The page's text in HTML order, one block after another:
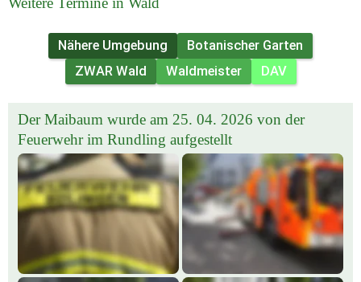
Nähere Umgebung
Botanischer Garten
ZWAR Wald
Waldmeister DAV
Der Maibaum wurde am 25. 04. 2026 von der
Feuerwehr im Rundling aufgestellt